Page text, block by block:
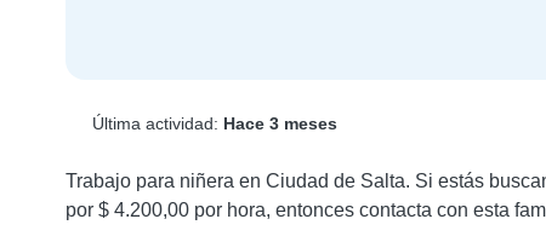
Última actividad: Hace 3 meses
Trabajo para niñera en Ciudad de Salta. Si estás
por $ 4.200,00 por hora, entonces contacta con esta